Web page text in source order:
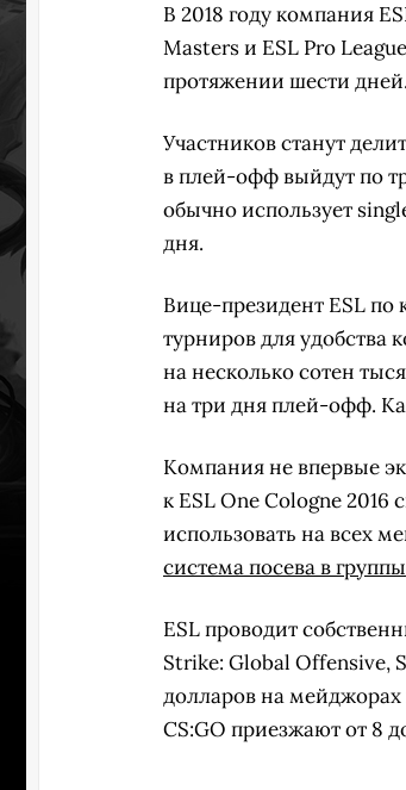
В 2018 году компания
Masters и ESL Pro
протяжении шести дней.
Участников станут
в плей-офф выйдут по
обычно использует
дня.
Вице-президент ESL по
турниров для удобства
на несколько сотен
на три дня плей-офф.
Компания не впервые
к ESL One Cologne 2016
использовать на всех
система посева в группы
ESL проводит
Strike: Global Offensive,
долларов на
CS:GO приезжают от 8